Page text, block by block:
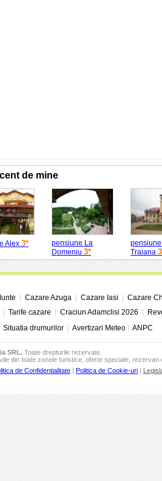
de mine
Alex 3*
pensiune La
Domeniu 3*
Traiana
Cazare Azuga Cazare Iasi
Cazare
Tarife cazare Craciun Adamclisi 2026
Situatia drumurilor Avertizari Meteo ANPC
SRL. Toate drepturile rezervate.
din toate zonele turistice, oferte speciale, rezervari
de Confidentialitate | Politica de Cookie-uri |